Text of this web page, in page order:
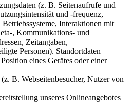
(z. B. Seitenaufrufe und
und -frequenz,
Interaktionen mit
, Kommunikations- und
Zeitangaben,
Personen). Standortdaten
eines Gerätes oder einer
B. Webseitenbesucher, Nutzer von
unseres Onlineangebotes